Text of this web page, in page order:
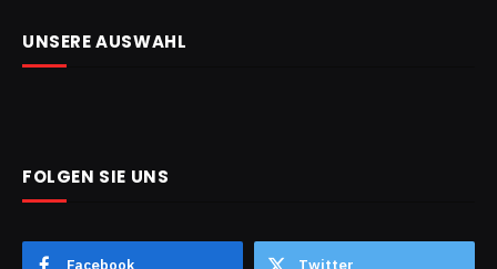
UNSERE AUSWAHL
FOLGEN SIE UNS
Facebook Twitter